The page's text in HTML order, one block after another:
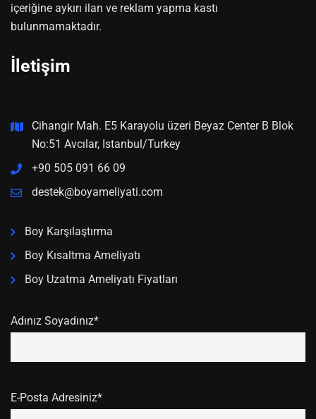
içeriğine aykırı ilan ve reklam yapma kastı
bulunmamaktadır.
İletişim
Cihangir Mah. E5 Karayolu üzeri Beyaz Center B Blok
No:51 Avcılar, Istanbul/Turkey
+90 505 091 66 09
destek@boyameliyati.com
Boy Karşılaştırma
Boy Kısaltma Ameliyatı
Boy Uzatma Ameliyatı Fiyatları
Adınız Soyadınız*
E-Posta Adresiniz*